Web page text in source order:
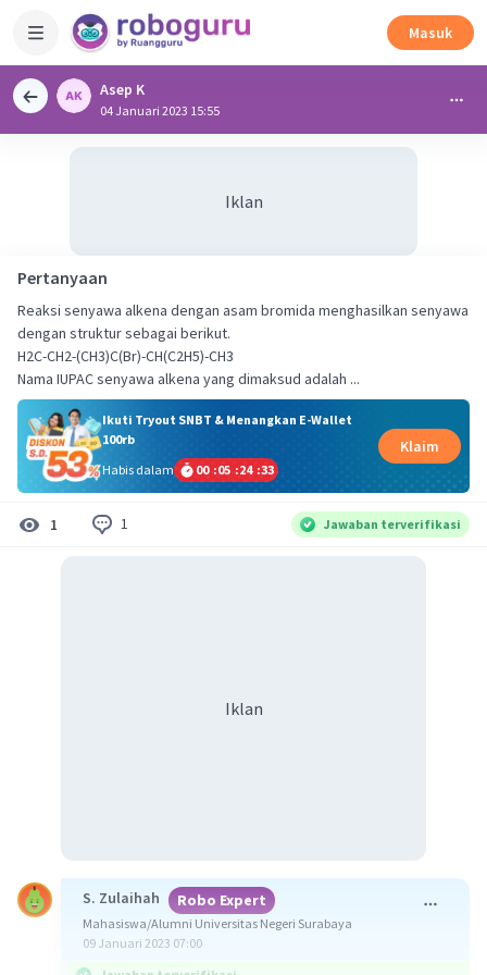
Masuk
Asep K
04 Januari 2023 15:55
Iklan
Pertanyaan
Reaksi senyawa alkena dengan asam bromida menghasilkan senyawa
dengan struktur sebagai berikut.
H2C-CH2-(CH3)C(Br)-CH(C2H5)-CH3
Nama IUPAC senyawa alkena yang dimaksud adalah ...
Ikuti Tryout SNBT & Menangkan E-Wallet
100rb
Habis dalam
00 :05 :24 :32
Klaim
1 1 Jawaban terverifikasi
Iklan
S. Zulaihah Robo Expert
Mahasiswa/Alumni Universitas Negeri Surabaya
09 Januari 2023 07:00